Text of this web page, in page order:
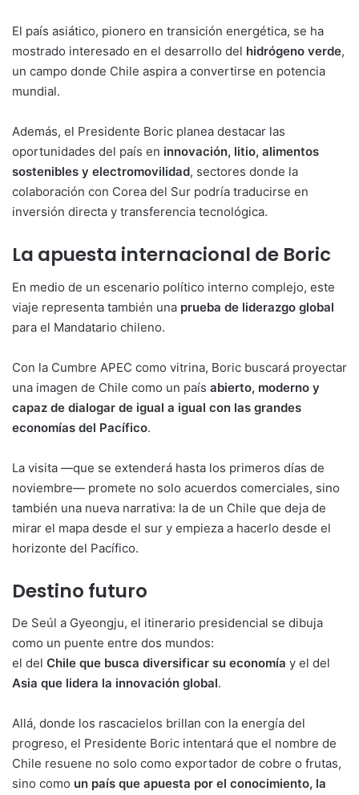
El país asiático, pionero en transición energética, se ha
mostrado interesado en el desarrollo del hidrógeno verde,
un campo donde Chile aspira a convertirse en potencia
mundial.
Además, el Presidente Boric planea destacar las
oportunidades del país en innovación, litio, alimentos
sostenibles y electromovilidad, sectores donde la
colaboración con Corea del Sur podría traducirse en
inversión directa y transferencia tecnológica.
La apuesta internacional de Boric
En medio de un escenario político interno complejo, este
viaje representa también una prueba de liderazgo global
para el Mandatario chileno.
Con la Cumbre APEC como vitrina, Boric buscará proyectar
una imagen de Chile como un país abierto, moderno y
capaz de dialogar de igual a igual con las grandes
economías del Pacífico.
La visita —que se extenderá hasta los primeros días de
noviembre— promete no solo acuerdos comerciales, sino
también una nueva narrativa: la de un Chile que deja de
mirar el mapa desde el sur y empieza a hacerlo desde el
horizonte del Pacífico.
Destino futuro
De Seúl a Gyeongju, el itinerario presidencial se dibuja
como un puente entre dos mundos:
el del Chile que busca diversificar su economía y el del
Asia que lidera la innovación global.
Allá, donde los rascacielos brillan con la energía del
progreso, el Presidente Boric intentará que el nombre de
Chile resuene no solo como exportador de cobre o frutas,
sino como un país que apuesta por el conocimiento, la